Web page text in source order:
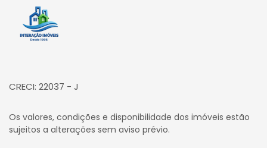
Página inicial
CRECI: 22037 - J
Os valores, condições e disponibilidade dos imóveis estão
sujeitos a alterações sem aviso prévio.